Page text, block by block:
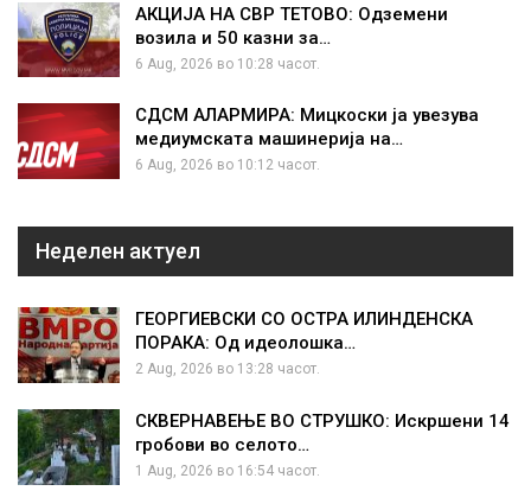
АКЦИЈА НА СВР ТЕТОВО: Одземени
возила и 50 казни за…
6 Aug, 2026 во 10:28 часот.
СДСМ АЛАРМИРА: Мицкоски ја увезува
медиумската машинерија на…
6 Aug, 2026 во 10:12 часот.
Неделен актуел
ГЕОРГИЕВСКИ СО ОСТРА ИЛИНДЕНСКА
ПОРАКА: Од идеолошка…
2 Aug, 2026 во 13:28 часот.
СКВЕРНАВЕЊЕ ВО СТРУШКО: Искршени 14
гробови во селото…
1 Aug, 2026 во 16:54 часот.